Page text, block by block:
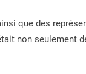
que des
non seulement